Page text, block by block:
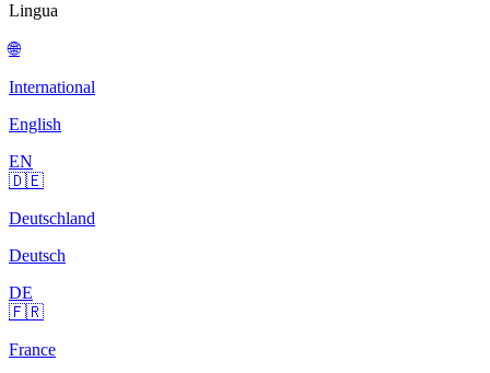
Lingua
🌐
International
English
EN
🇩🇪
Deutschland
Deutsch
DE
🇫🇷
France